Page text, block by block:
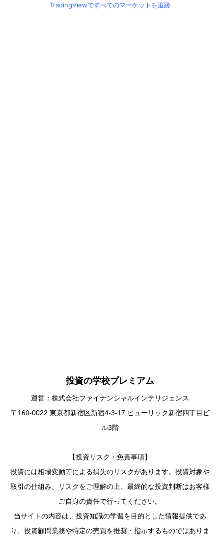
TradingViewですべてのマーケットを追跡
投資の学校プレミアム
運営：株式会社ファイナンシャルインテリジェンス
〒160-0022 東京都新宿区新宿4-3-17 ヒューリック新宿四丁目ビ
ル3階
【投資リスク・免責事項】
投資には相場変動等による損失のリスクがあります。投資対象や
取引の仕組み、リスクをご理解の上、最終的な投資判断はお客様
ご自身の責任で行ってください。
当サイトの内容は、投資知識の学習を目的とした情報提供であ
り、投資顧問業務や特定の売買を推奨・指示するものではありま